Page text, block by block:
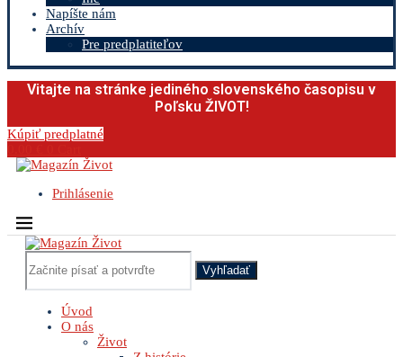
Napíšte nám
Archív
Pre predplatiteľov
Vitajte na stránke jediného slovenského časopisu v
Poľsku ŽIVOT!
Kúpiť predplatné
Prihlásenie
Vyhľadať
Úvod
O nás
Život